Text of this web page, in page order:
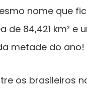
nome que
de 84,421 km² e
metade do ano!
os brasileiros